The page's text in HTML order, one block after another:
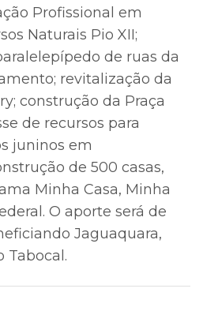
Profissional em
Naturais Pio XII;
de ruas da
revitalização da
construção da Praça
de recursos para
juninos em
de 500 casas,
Minha Casa, Minha
O aporte será de
Jaguaquara,
Tabocal.